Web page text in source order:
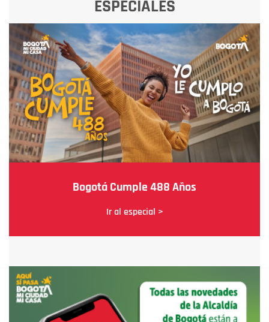
ESPECIALES
Bogotá Cumple 488 Años
Ir al especial >